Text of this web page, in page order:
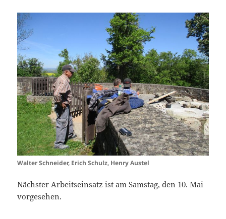
Walter Schneider, Erich Schulz, Henry Austel
Nächster Arbeitseinsatz ist am Samstag, den 10. Mai
vorgesehen.